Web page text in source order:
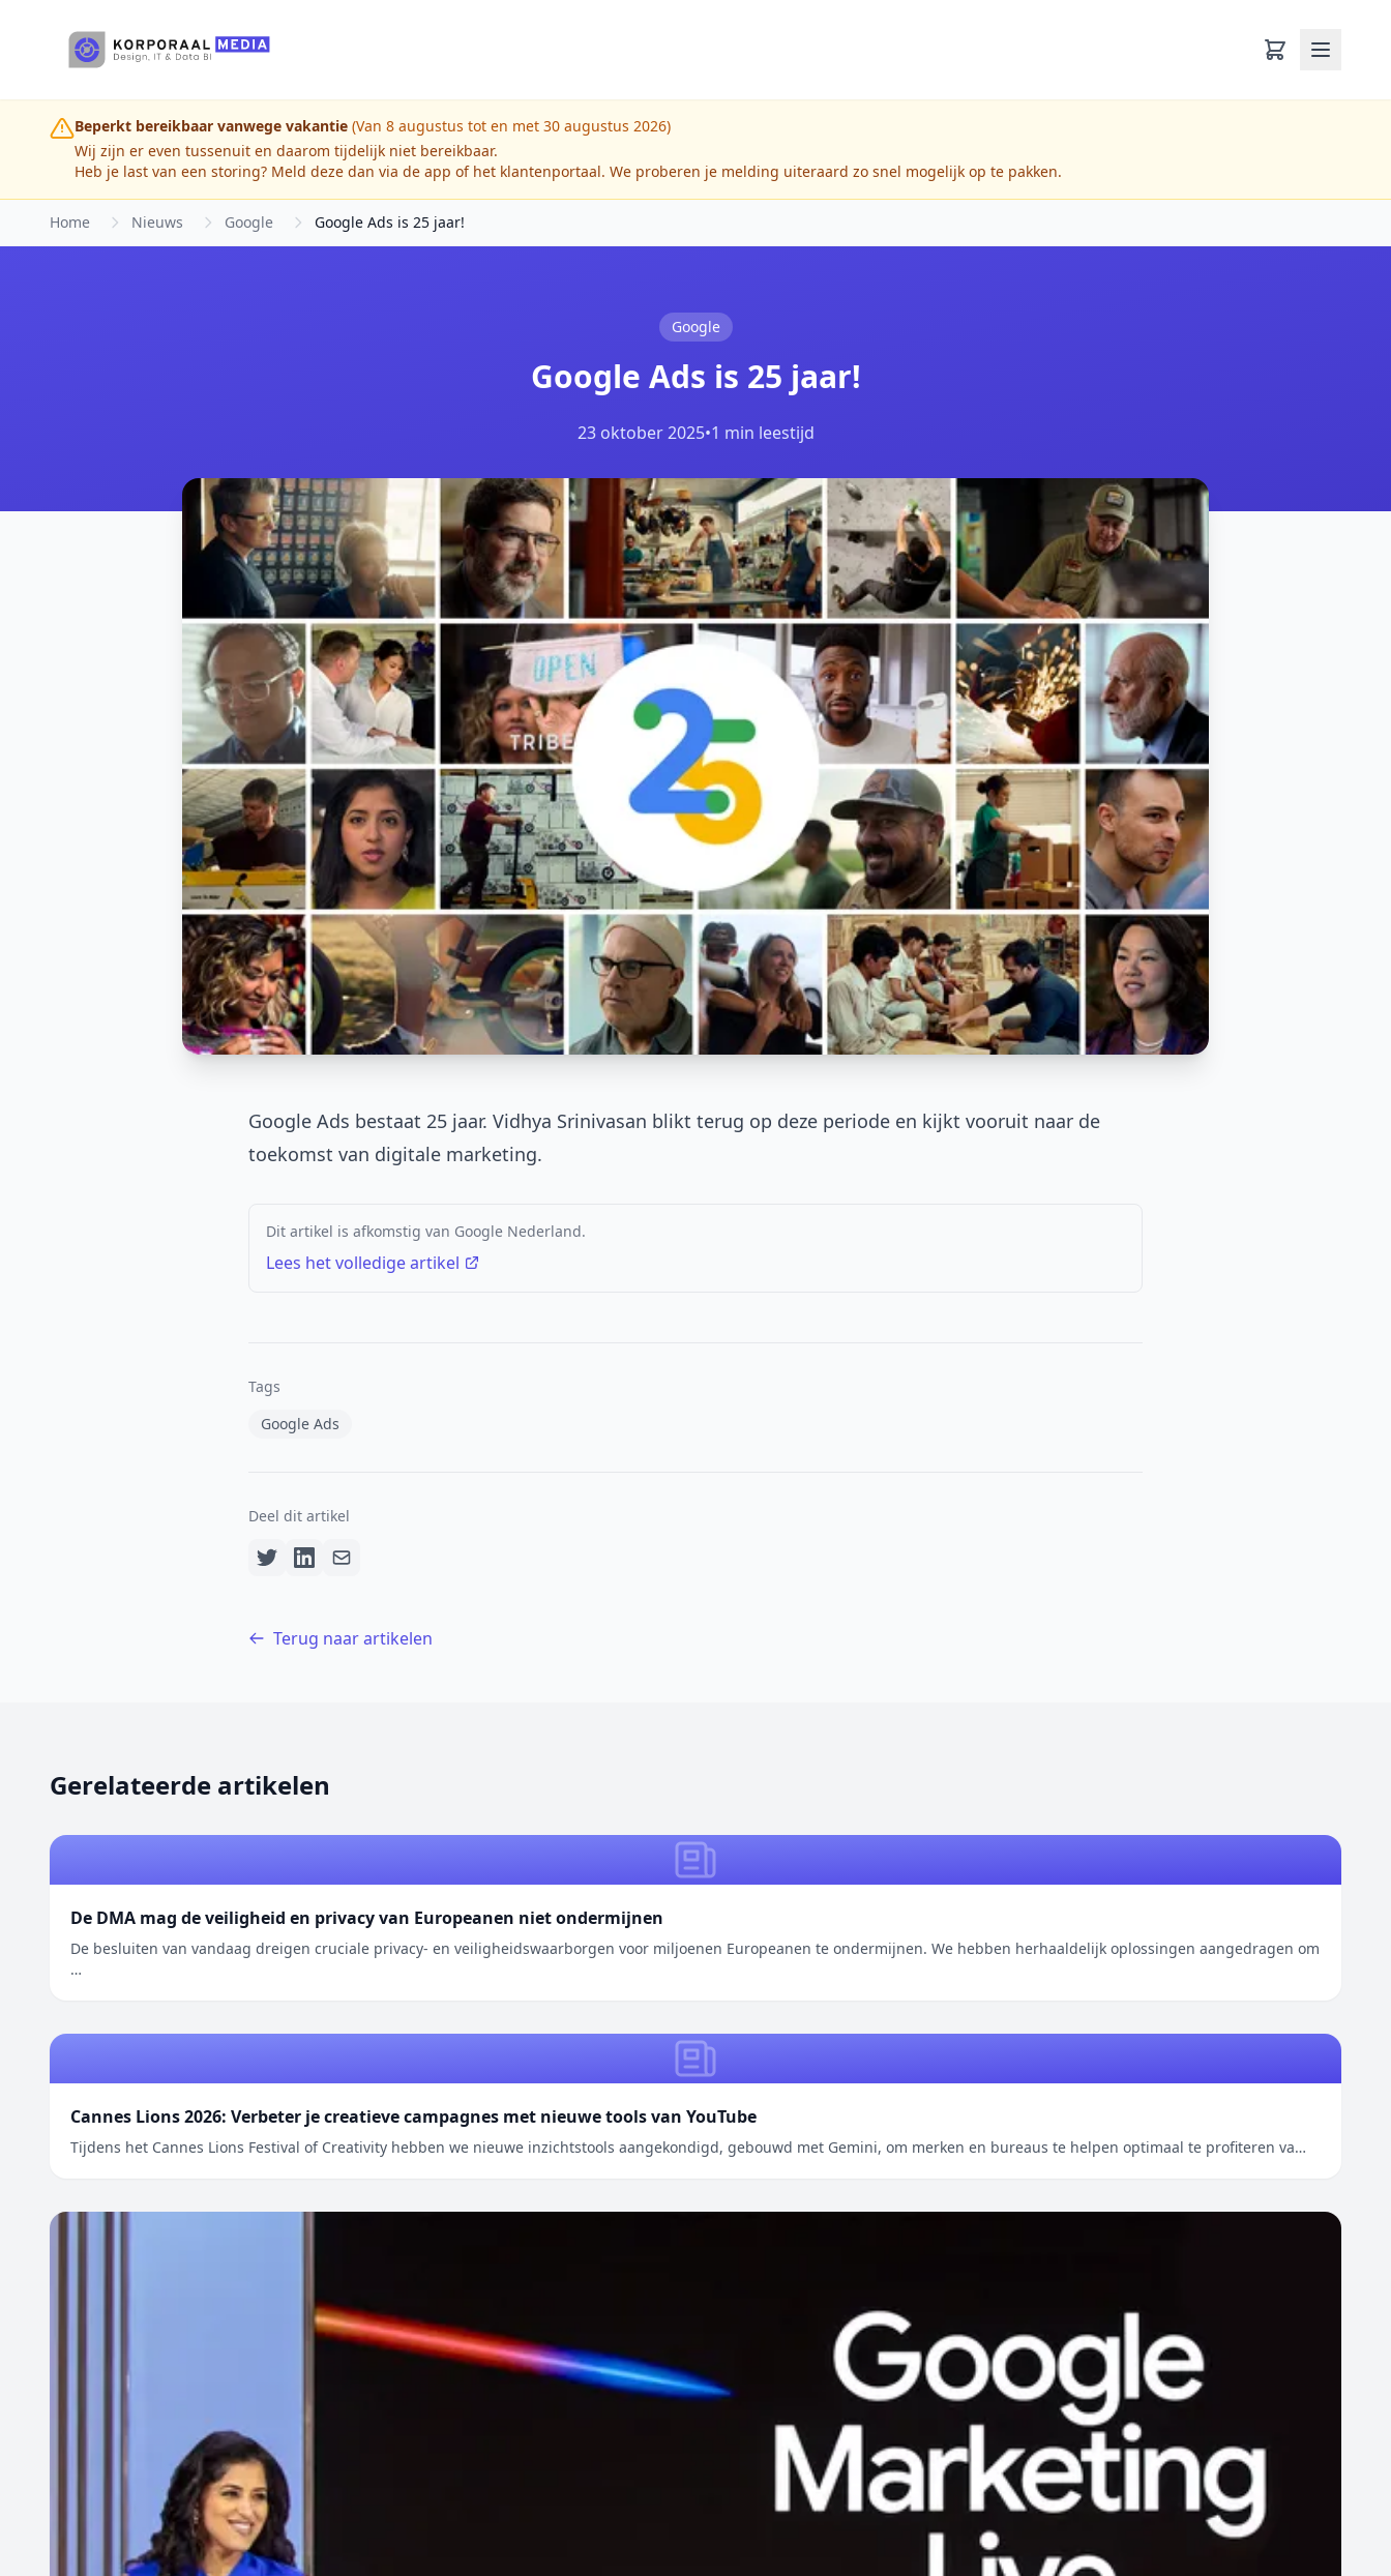
Beperkt bereikbaar vanwege vakantie (Van 8 augustus tot en met 30 augustus 2026)
Wij zijn er even tussenuit en daarom tijdelijk niet bereikbaar.
Heb je last van een storing? Meld deze dan via de app of het klantenportaal. We proberen je melding uiteraard zo snel mogelijk op te pakken.
Home Nieuws Google Google Ads is 25 jaar!
Google
Google Ads is 25 jaar!
23 oktober 2025•1 min leestijd
Google Ads bestaat 25 jaar. Vidhya Srinivasan blikt terug op deze periode en kijkt vooruit naar de
toekomst van digitale marketing.
Dit artikel is afkomstig van Google Nederland.
Lees het volledige artikel
Tags
Google Ads
Deel dit artikel
Terug naar artikelen
Gerelateerde artikelen
De DMA mag de veiligheid en privacy van Europeanen niet ondermijnen
De besluiten van vandaag dreigen cruciale privacy- en veiligheidswaarborgen voor miljoenen Europeanen te ondermijnen. We hebben herhaaldelijk oplossingen aangedragen om
…
Cannes Lions 2026: Verbeter je creatieve campagnes met nieuwe tools van YouTube
Tijdens het Cannes Lions Festival of Creativity hebben we nieuwe inzichtstools aangekondigd, gebouwd met Gemini, om merken en bureaus te helpen optimaal te profiteren va…